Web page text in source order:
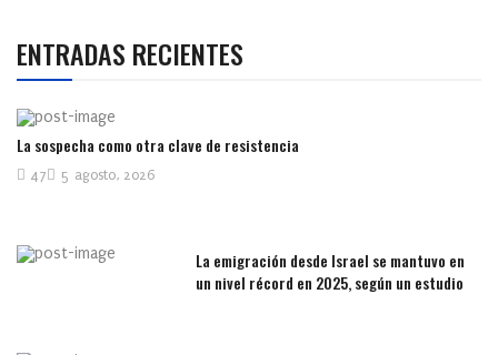
ENTRADAS RECIENTES
La sospecha como otra clave de resistencia
5 agosto, 2026
47
La emigración desde Israel se mantuvo en
un nivel récord en 2025, según un estudio